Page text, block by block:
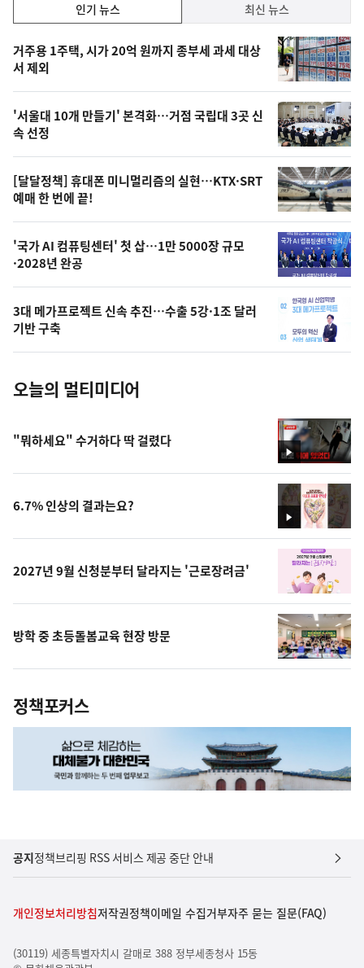
기,
최
신,
오
늘
의
영
상
오
늘
의
사
진
인기 뉴스 최신 뉴스
기
뉴
스
거주용 1주택, 시가 20억 원까지 종부세 과세 대상
서 제외
'서울대 10개 만들기' 본격화…거점 국립대 3곳 신
속 선정
[달달정책] 휴대폰 미니멀리즘의 실현…KTX·SRT
예매 한 번에 끝!
'국가 AI 컴퓨팅센터' 첫 삽…1만 5000장 규모
·2028년 완공
3대 메가프로젝트 신속 추진…수출 5강·1조 달러
기반 구축
오늘의 멀티미디어
영
상
"뭐하세요" 수거하다 딱 걸렸다
영
상
6.7% 인상의 결과는요?
2027년 9월 신청분부터 달라지는 '근로장려금'
방학 중 초등돌봄교육 현장 방문
정책포커스
공지정책브리핑 RSS 서비스 제공 중단 안내
개인정보처리방침저작권정책이메일 수집거부자주 묻는 질문(FAQ)
(30119) 세종특별자치시 갈매로 388 정부세종청사 15동